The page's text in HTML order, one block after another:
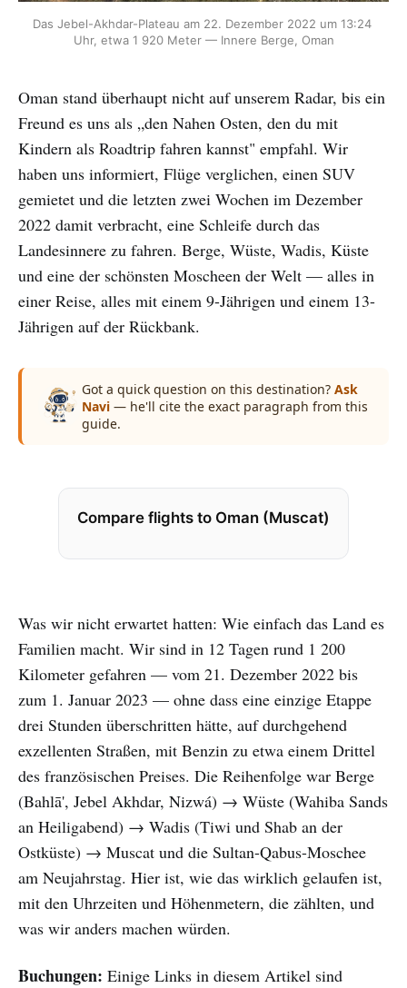
Das Jebel-Akhdar-Plateau am 22. Dezember 2022 um 13:24
Uhr, etwa 1 920 Meter — Innere Berge, Oman
Oman stand überhaupt nicht auf unserem Radar, bis ein
Freund es uns als „den Nahen Osten, den du mit
Kindern als Roadtrip fahren kannst" empfahl. Wir
haben uns informiert, Flüge verglichen, einen SUV
gemietet und die letzten zwei Wochen im Dezember
2022 damit verbracht, eine Schleife durch das
Landesinnere zu fahren. Berge, Wüste, Wadis, Küste
und eine der schönsten Moscheen der Welt — alles in
einer Reise, alles mit einem 9-Jährigen und einem 13-
Jährigen auf der Rückbank.
Got a quick question on this destination? Ask
Navi — he'll cite the exact paragraph from this
guide.
Compare flights to Oman (Muscat)
Was wir nicht erwartet hatten: Wie einfach das Land es
Familien macht. Wir sind in 12 Tagen rund 1 200
Kilometer gefahren — vom 21. Dezember 2022 bis
zum 1. Januar 2023 — ohne dass eine einzige Etappe
drei Stunden überschritten hätte, auf durchgehend
exzellenten Straßen, mit Benzin zu etwa einem Drittel
des französischen Preises. Die Reihenfolge war Berge
(Bahlā', Jebel Akhdar, Nizwá) → Wüste (Wahiba Sands
an Heiligabend) → Wadis (Tiwi und Shab an der
Ostküste) → Muscat und die Sultan-Qabus-Moschee
am Neujahrstag. Hier ist, wie das wirklich gelaufen ist,
mit den Uhrzeiten und Höhenmetern, die zählten, und
was wir anders machen würden.
Buchungen: Einige Links in diesem Artikel sind